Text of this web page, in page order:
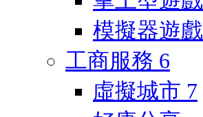
模擬器遊戲
工商服務 6
虛擬城市 7